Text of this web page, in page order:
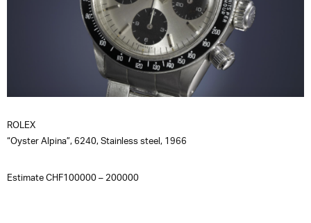
ROLEX
“Oyster Alpina”, 6240, Stainless steel, 1966
Estimate CHF100000 – 200000